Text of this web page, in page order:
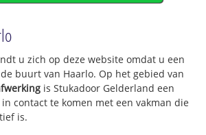
u zich op deze website omdat u een
buurt van Haarlo. Op het gebied van
is Stukadoor Gelderland een
contact te komen met een vakman die
is.